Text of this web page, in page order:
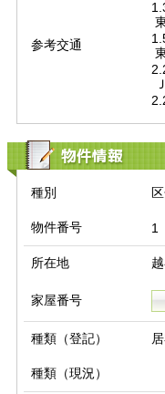
参考交通
物件情報
種別
物件番号 1
所在地
家屋番号
種類（登記）
種類（現況）